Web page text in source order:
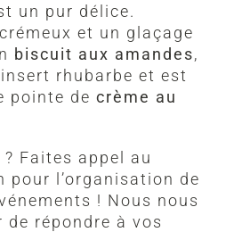
un pur délice.
et un glaçage
biscuit aux amandes,
rhubarbe et est
pointe de crème au
? Faites appel au
pour l’organisation de
! Nous nous
répondre à vos